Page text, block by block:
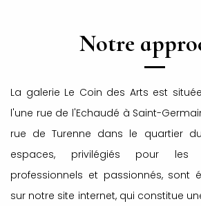
Notre
La galerie Le Coin des Arts est
l'une rue de l'Echaudé à Saint-
rue de Turenne dans le quartier
espaces, privilégiés pour les
professionnels et passionnés, sont
sur notre site internet, qui constitue